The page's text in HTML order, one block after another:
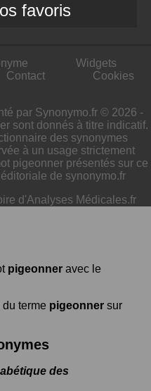
favoris
Widgets
Contact
Cookies
par Synonymo.fr © 2026 -
sont donnés à titre indicatif.
des synonymes
à un usage strictement
pigeonner présentés sur ce
de synonymo.fr
d'Analyses Médicales.fr
pigeonner avec le
terme pigeonner sur
des